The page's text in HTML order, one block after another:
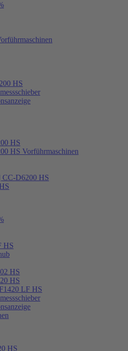
HS
HS
HS Vorführmaschinen
CC-D6200 HS
HS
HS
HS
LF HS
HS